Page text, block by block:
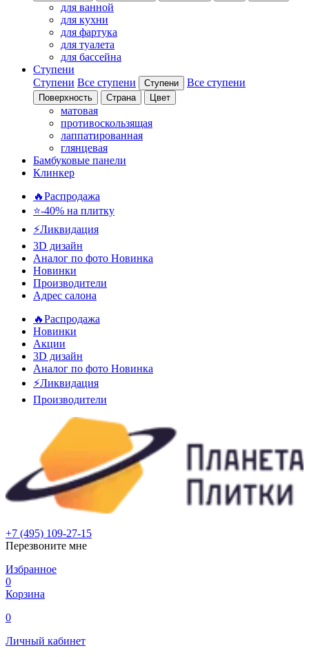
для ванной
для кухни
для фартука
для туалета
для бассейна
Ступени
Ступени Все ступени Ступени Все ступени
Поверхность Страна Цвет
матовая
противоскользящая
лаппатированная
глянцевая
Бамбуковые панели
Клинкер
🔥Распродажа
⭐-40% на плитку
⚡️Ликвидация
3D дизайн
Аналог по фото Новинка
Новинки
Производители
Адрес салона
🔥Распродажа
Новинки
Акции
3D дизайн
Аналог по фото Новинка
⚡Ликвидация
Производители
+7 (495) 109-27-15
Перезвоните мне
Избранное
0
Корзина
0
Личный кабинет